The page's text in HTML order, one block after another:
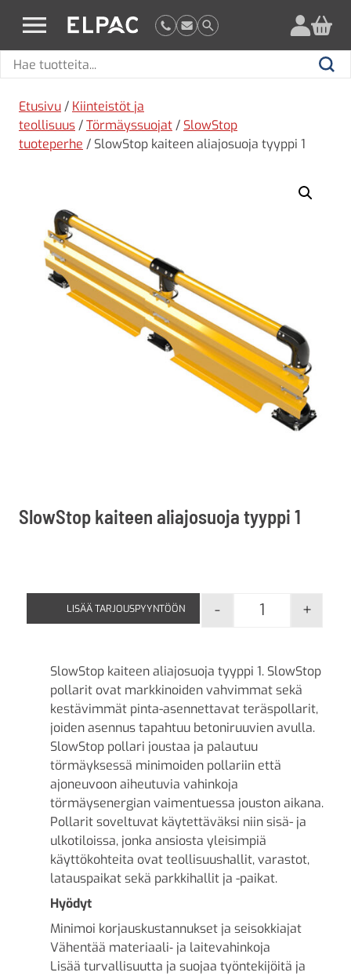
elpac.fi
Hae
Hae
Etusivu / Kiinteistöt ja
teollisuus /Törmäyssuojat / SlowStop
tuoteperhe / SlowStop kaiteen aliajosuoja tyyppi 1
SlowStop kaiteen aliajosuoja tyyppi 1
SlowStop
- +
LISÄÄ TARJOUSPYYNTÖÖN
SlowStop kaiteen aliajosuoja tyyppi 1. SlowStop
pollarit ovat markkinoiden vahvimmat sekä
kestävimmät pinta-asennettavat teräspollarit,
joiden asennus tapahtuu betoniruuvien avulla.
SlowStop pollari joustaa ja palautuu
törmäyksessä minimoiden pollariin että
ajoneuvoon aiheutuvia vahinkoja
törmäysenergian vaimentuessa jouston aikana.
Pollarit soveltuvat käytettäväksi niin sisä- ja
ulkotiloissa, jonka ansiosta yleisimpiä
käyttökohteita ovat teollisuushallit, varastot,
latauspaikat sekä parkkihallit ja -paikat.
Hyödyt
Minimoi korjauskustannukset ja seisokkiajat
Vähentää materiaali‑ ja laitevahinkoja
Lisää turvallisuutta ja suojaa työntekijöitä ja